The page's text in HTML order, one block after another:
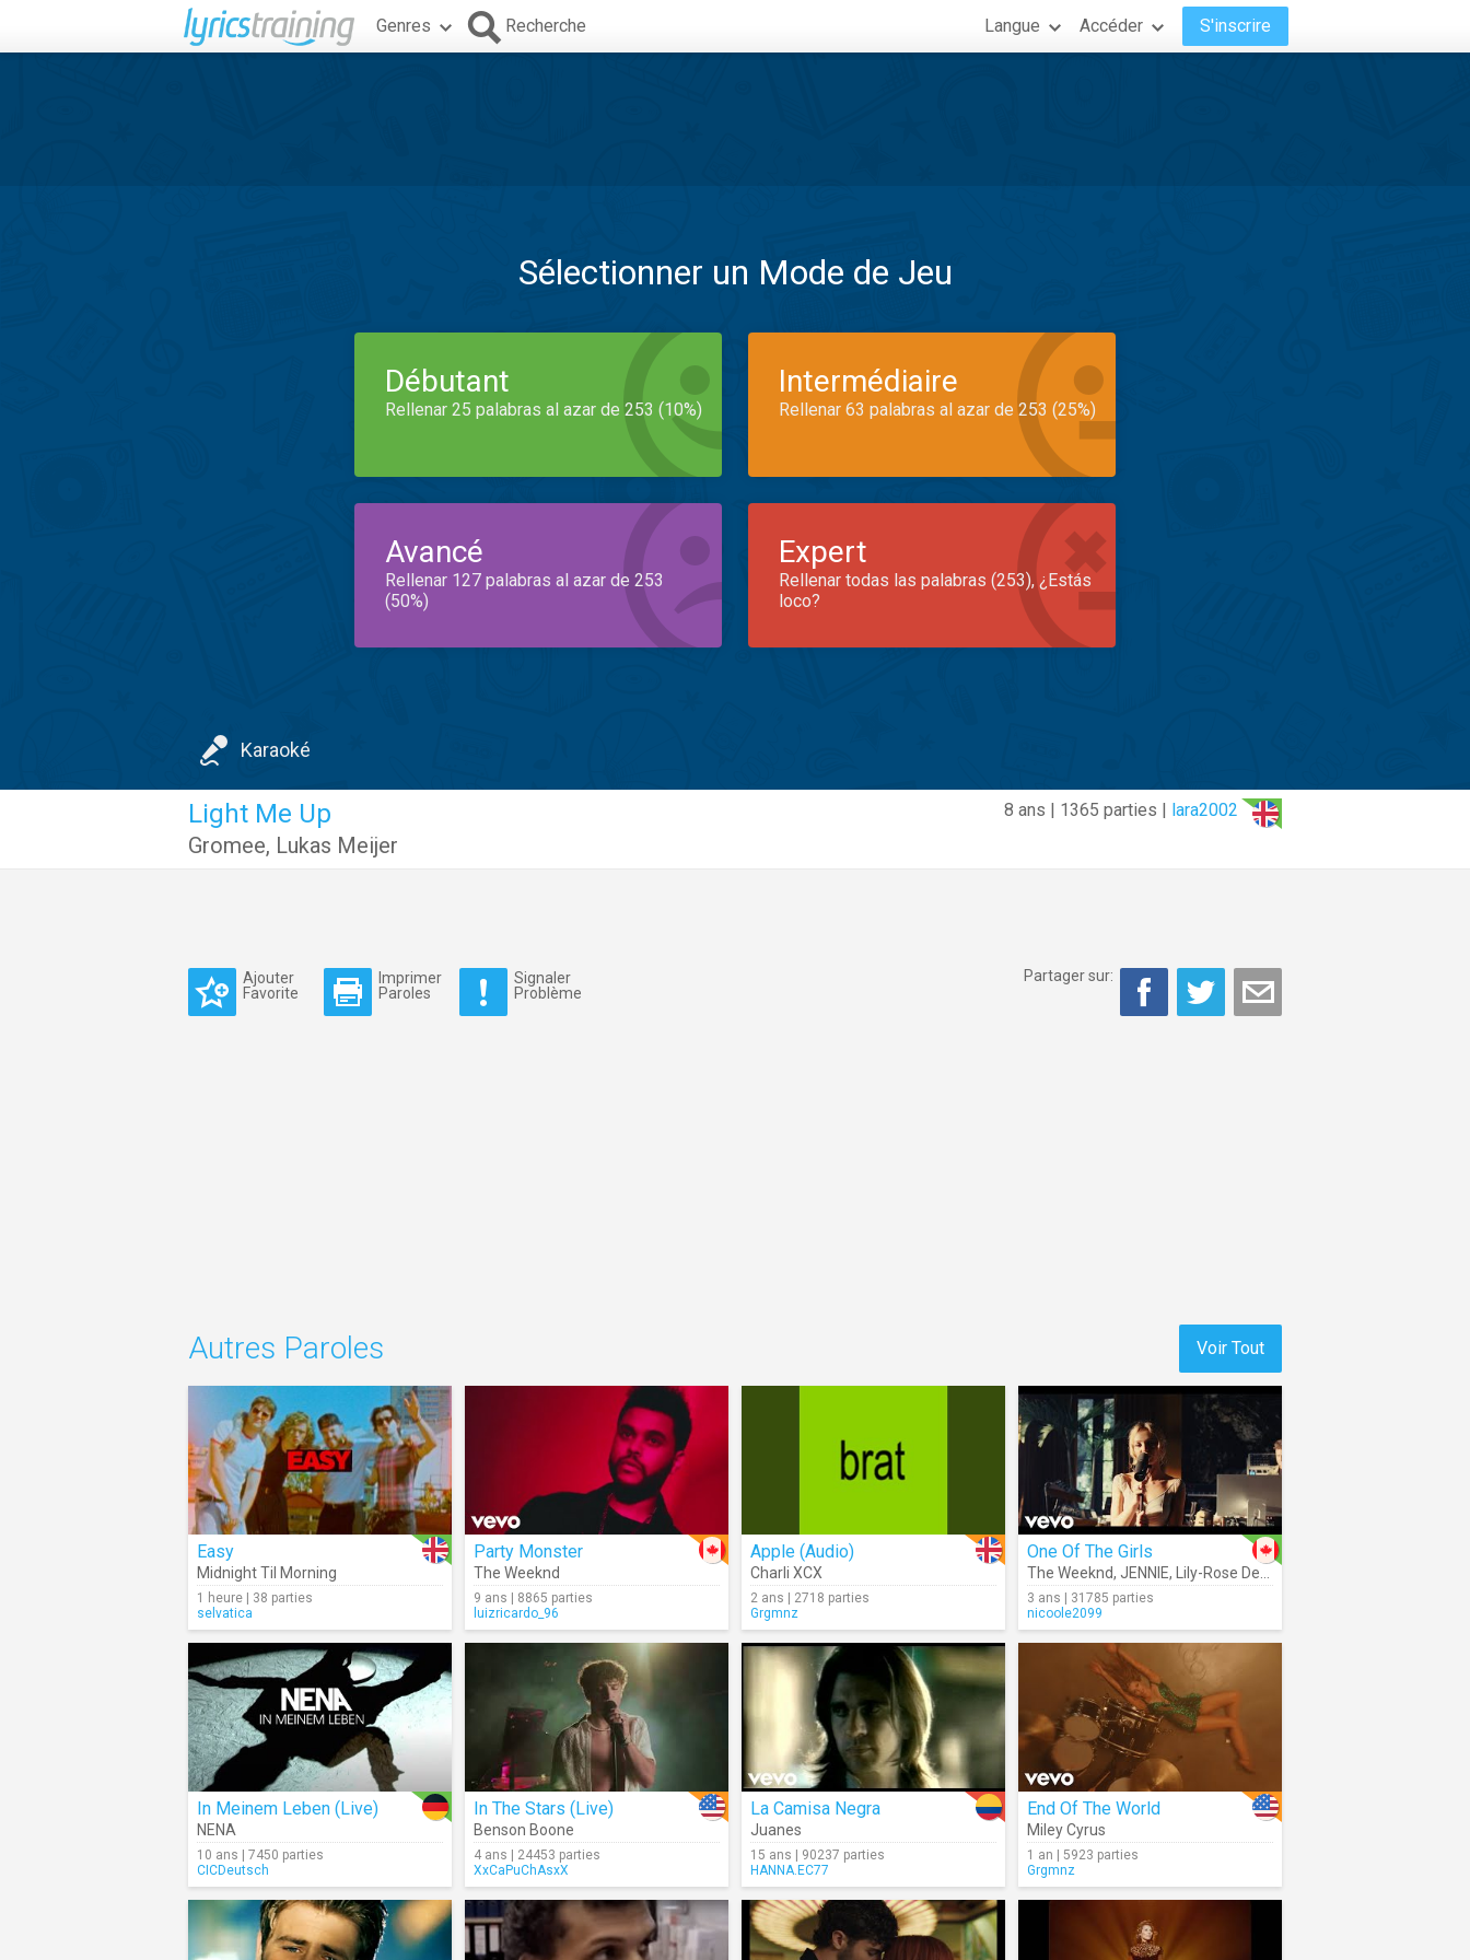
Genres Recherche Langue Accéder S'inscrire
Sélectionner un Mode de Jeu
Débutant
Rellenar 25 palabras al azar de 253 (10%)
Intermédiaire
Rellenar 63 palabras al azar de 253 (25%)
Avancé
Rellenar 127 palabras al azar de 253
(50%)
Expert
Rellenar todas las palabras (253), ¿Estás
loco?
Karaoké
8 ans | 1365 parties | lara2002
Light Me Up
Gromee, Lukas Meijer
Ajouter
Favorite
Imprimer
Paroles
Signaler
Problème
Partager sur:
Voir Tout
Autres Paroles
Easy
Midnight Til Morning
1 heure | 38 parties
selvatica
Party Monster
The Weeknd
9 ans | 8865 parties
luizricardo_96
Apple (Audio)
Charli XCX
2 ans | 2718 parties
Grgmnz
One Of The Girls
The Weeknd, JENNIE, Lily-Rose Depp
3 ans | 31785 parties
nicoole2099
In Meinem Leben (Live)
NENA
10 ans | 7450 parties
CICDeutsch
In The Stars (Live)
Benson Boone
4 ans | 24453 parties
XxCaPuChAsxX
La Camisa Negra
Juanes
15 ans | 90237 parties
HANNA.EC77
End Of The World
Miley Cyrus
1 an | 5923 parties
Grgmnz